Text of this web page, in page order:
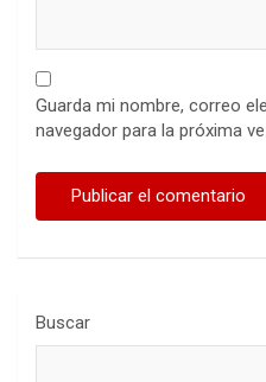
Guarda mi nombre, correo
navegador para la próxima
Buscar